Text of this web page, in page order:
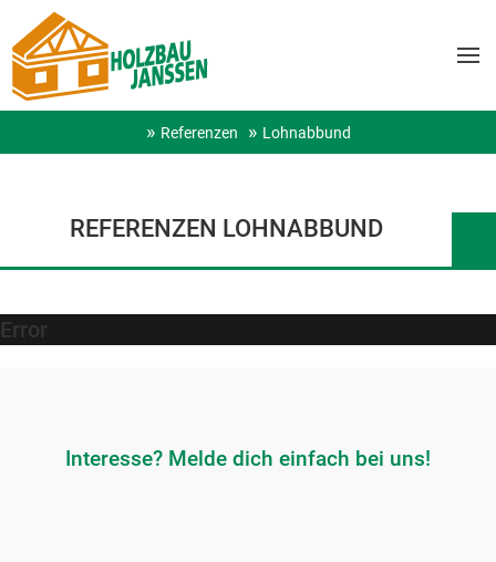
Referenzen Lohnabbund
REFERENZEN LOHNABBUND
Error
Interesse? Melde dich einfach bei uns!